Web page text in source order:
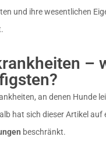
und ihre wesentlichen
–
an denen Hunde
hat sich dieser Artikel auf
beschränkt.